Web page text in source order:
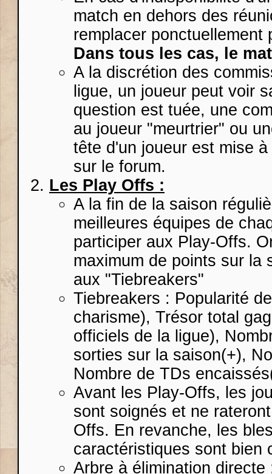
match en dehors des
remplacer
Dans tous les cas, le
A la discrétion des
ligue, un joueur peut voir
question est tuée, une
au joueur "meurtrier" ou
tête d'un joueur est mise
sur le forum.
Les Play Offs :
A la fin de la saison
meilleures équipes de
participer aux Play-Offs.
maximum de points sur la
aux "Tiebreakers"
Tiebreakers : Popularité
charisme), Trésor total
officiels de la ligue),
sorties sur la saison(+),
Nombre de TDs
Avant les Play-Offs, les
sont soignés et ne
Offs. En revanche, les
caractéristiques sont bien
Arbre à élimination